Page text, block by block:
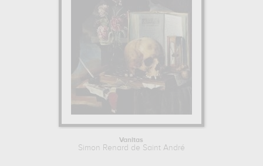
Vanitas
Simon Renard de Saint André